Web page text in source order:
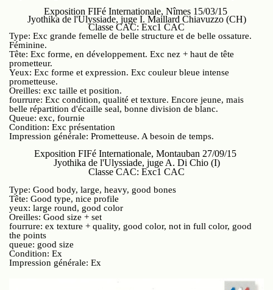
Exposition FIFé Internationale, Nîmes 15/03/15
Jyothika de l'Ulyssiade, juge I. Maillard Chiavuzzo (CH)
Classe CAC: Exc1 CAC
Type: Exc grande femelle de belle structure et de belle ossature.
Féminine.
Tête: Exc forme, en développement. Exc nez + haut de tête
prometteur.
Yeux: Exc forme et expression. Exc couleur bleue intense
prometteuse.
Oreilles: exc taille et position.
fourrure: Exc condition, qualité et texture. Encore jeune, mais
belle répartition d'écaille seal, bonne division de blanc.
Queue: exc, fournie
Condition: Exc présentation
Impression générale: Prometteuse. A besoin de temps.
Exposition FIFé Internationale, Montauban 27/09/15
Jyothika de l'Ulyssiade, juge A. Di Chio (I)
Classe CAC: Exc1 CAC
Type: Good body, large, heavy, good bones
Tête: Good type, nice profile
yeux: large round, good color
Oreilles: Good size + set
fourrure: ex texture + quality, good color, not in full color, good
the points
queue: good size
Condition: Ex
Impression générale: Ex